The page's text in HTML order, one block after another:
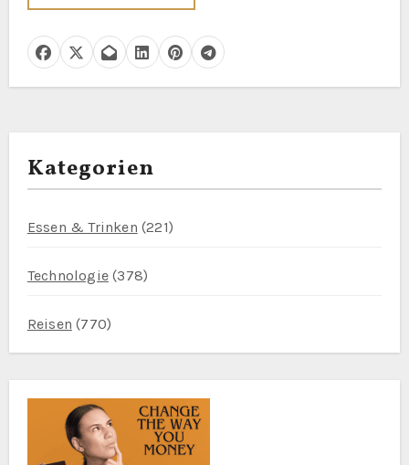
Kategorien
Essen & Trinken (221)
Technologie(378)
Reisen (770)